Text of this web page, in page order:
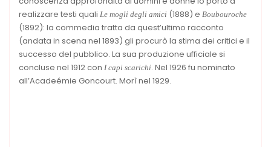
realizzare testi quali Le mogli degli amici (1888) e Boubouroche
(1892): la commedia tratta da quest’ultimo racconto
(andata in scena nel 1893) gli procurò la stima dei critici e il
successo del pubblico. La sua produzione ufficiale si
concluse nel 1912 con I capi scarichi. Nel 1926 fu nominato
all’Acadeémie Goncourt. Morì nel 1929.